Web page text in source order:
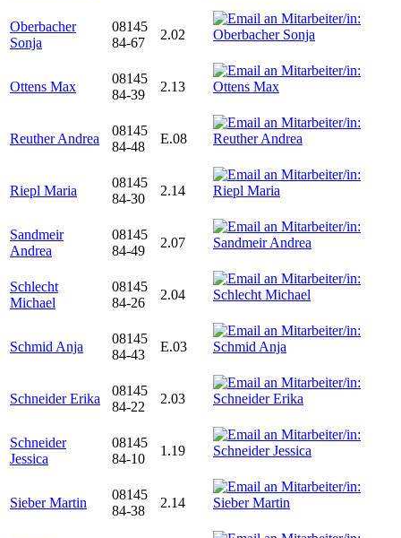
Oberbacher
Sonja
08145
84-67
2.02
Ottens Max
08145
84-39
2.13
Reuther Andrea
08145
84-48
E.08
Riepl Maria
08145
84-30
2.14
Sandmeir
Andrea
08145
84-49
2.07
Schlecht
Michael
08145
84-26
2.04
Schmid Anja
08145
84-43
E.03
Schneider Erika
08145
84-22
2.03
Schneider
Jessica
08145
84-10
1.19
Sieber Martin
08145
84-38
2.14